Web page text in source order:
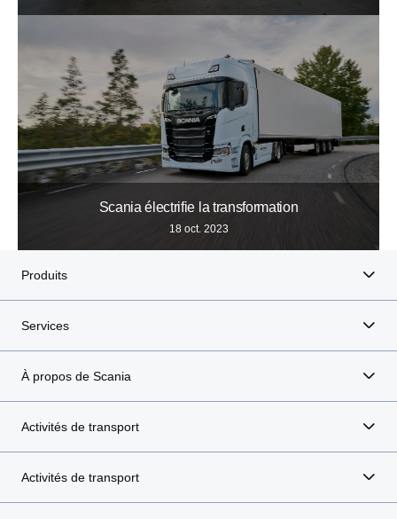
Scania électrifie la transformation
18 oct. 2023
Produits
Services
À propos de Scania
Activités de transport
Activités de transport